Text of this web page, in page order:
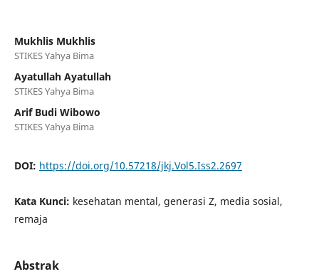
Mukhlis Mukhlis
STIKES Yahya Bima
Ayatullah Ayatullah
STIKES Yahya Bima
Arif Budi Wibowo
STIKES Yahya Bima
DOI: https://doi.org/10.57218/jkj.Vol5.Iss2.2697
Kata Kunci: kesehatan mental, generasi Z, media sosial,
remaja
Abstrak